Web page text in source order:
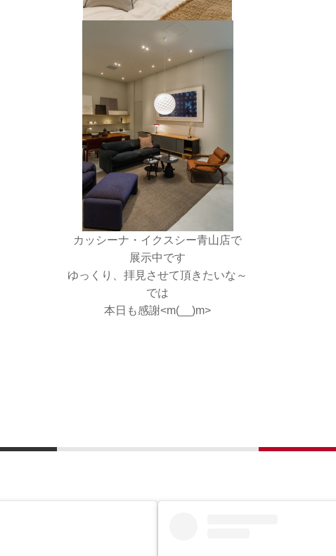
カッシーナ・イクスシー青山店で
展示中です
ゆっくり、拝見させて頂きたいな～
では
本日も感謝<m(__)m>